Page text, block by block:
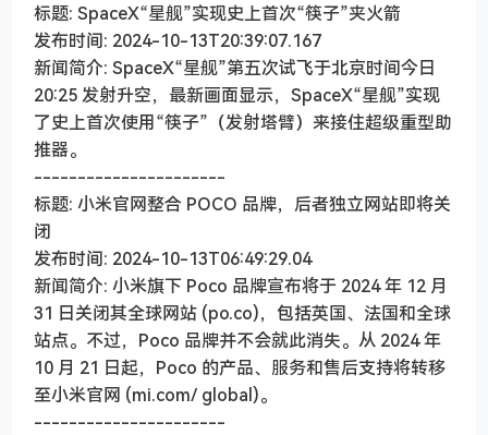
标题: SpaceX“星舰”实现史上首次“筷子”夹火箭
发布时间: 2024-10-13T20:39:07.167
新闻简介: SpaceX“星舰”第五次试飞于北京时间今日
20:25 发射升空，最新画面显示，SpaceX“星舰”实现
了史上首次使用“筷子”（发射塔臂）来接住超级重型助
推器。
----------------------
标题: 小米官网整合 POCO 品牌，后者独立网站即将关
闭
发布时间: 2024-10-13T06:49:29.04
新闻简介: 小米旗下 Poco 品牌宣布将于 2024 年 12 月
31 日关闭其全球网站 (po.co)，包括英国、法国和全球
站点。不过，Poco 品牌并不会就此消失。从 2024 年
10 月 21 日起，Poco 的产品、服务和售后支持将转移
至小米官网 (mi.com/ global)。
----------------------